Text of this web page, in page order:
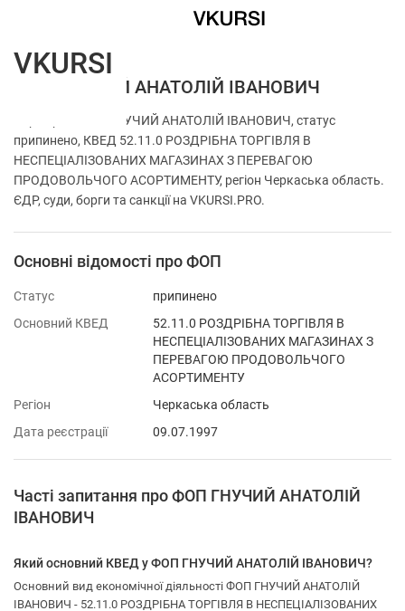
ФОП ГНУЧИЙ АНАТОЛІЙ ІВАНОВИЧ
Перевірка ФОП ГНУЧИЙ АНАТОЛІЙ ІВАНОВИЧ, статус
припинено, КВЕД 52.11.0 РОЗДРІБНА ТОРГІВЛЯ В
НЕСПЕЦІАЛІЗОВАНИХ МАГАЗИНАХ З ПЕРЕВАГОЮ
ПРОДОВОЛЬЧОГО АСОРТИМЕНТУ, регіон Черкаська область.
ЄДР, суди, борги та санкції на VKURSI.PRO.
Основні відомості про ФОП
Статус
припинено
Основний КВЕД
52.11.0 РОЗДРІБНА ТОРГІВЛЯ В
НЕСПЕЦІАЛІЗОВАНИХ МАГАЗИНАХ З
ПЕРЕВАГОЮ ПРОДОВОЛЬЧОГО
АСОРТИМЕНТУ
Регіон
Черкаська область
Дата реєстрації
09.07.1997
Часті запитання про ФОП ГНУЧИЙ АНАТОЛІЙ
ІВАНОВИЧ
Який основний КВЕД у ФОП ГНУЧИЙ АНАТОЛІЙ ІВАНОВИЧ?
Основний вид економічної діяльності ФОП ГНУЧИЙ АНАТОЛІЙ
ІВАНОВИЧ - 52.11.0 РОЗДРІБНА ТОРГІВЛЯ В НЕСПЕЦІАЛІЗОВАНИХ
VKURSI